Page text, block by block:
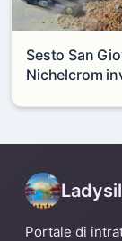
Sesto San
Nichelcrom
capannone
Portale di